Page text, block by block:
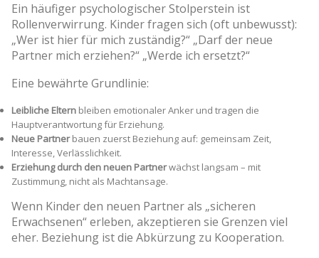
Ein häufiger psychologischer Stolperstein ist
Rollenverwirrung. Kinder fragen sich (oft unbewusst):
„Wer ist hier für mich zuständig?“ „Darf der neue
Partner mich erziehen?“ „Werde ich ersetzt?“
Eine bewährte Grundlinie:
Leibliche Eltern bleiben emotionaler Anker und tragen die
Hauptverantwortung für Erziehung.
Neue Partnerbauen zuerst Beziehung auf: gemeinsam Zeit,
Interesse, Verlässlichkeit.
Erziehung durch den neuen Partnerwächst langsam – mit
Zustimmung, nicht als Machtansage.
Wenn Kinder den neuen Partner als „sicheren
Erwachsenen“ erleben, akzeptieren sie Grenzen viel
eher. Beziehung ist die Abkürzung zu Kooperation.